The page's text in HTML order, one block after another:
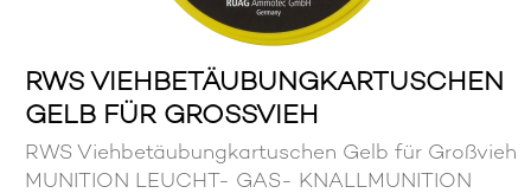
RWS VIEHBETÄUBUNGKARTUSCHEN
GELB FÜR GROSSVIEH
RWS Viehbetäubungkartuschen Gelb für Großvieh
MUNITION LEUCHT- GAS- KNALLMUNITION